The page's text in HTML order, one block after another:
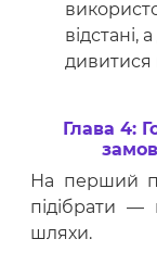
відстані,
дивитися
Глава 4:
На перший
підібрати
шляхи.